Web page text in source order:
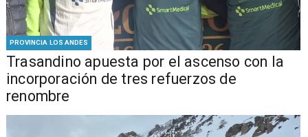
PROVINCIA LOS ANDES
Trasandino apuesta por el ascenso con la
incorporación de tres refuerzos de
renombre